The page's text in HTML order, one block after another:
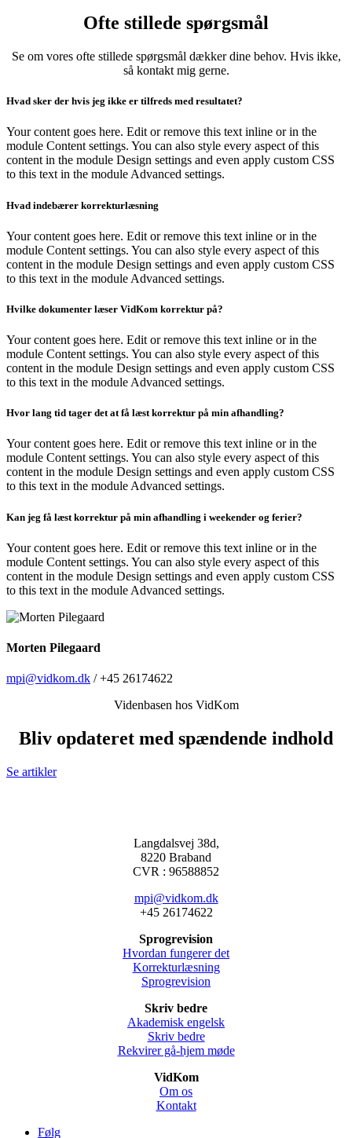
Ofte stillede spørgsmål
Se om vores ofte stillede spørgsmål dækker dine behov. Hvis ikke,
så kontakt mig gerne.
Hvad sker der hvis jeg ikke er tilfreds med resultatet?
Your content goes here. Edit or remove this text inline or in the
module Content settings. You can also style every aspect of this
content in the module Design settings and even apply custom CSS
to this text in the module Advanced settings.
Hvad indebærer korrekturlæsning
Your content goes here. Edit or remove this text inline or in the
module Content settings. You can also style every aspect of this
content in the module Design settings and even apply custom CSS
to this text in the module Advanced settings.
Hvilke dokumenter læser VidKom korrektur på?
Your content goes here. Edit or remove this text inline or in the
module Content settings. You can also style every aspect of this
content in the module Design settings and even apply custom CSS
to this text in the module Advanced settings.
Hvor lang tid tager det at få læst korrektur på min afhandling?
Your content goes here. Edit or remove this text inline or in the
module Content settings. You can also style every aspect of this
content in the module Design settings and even apply custom CSS
to this text in the module Advanced settings.
Kan jeg få læst korrektur på min afhandling i weekender og ferier?
Your content goes here. Edit or remove this text inline or in the
module Content settings. You can also style every aspect of this
content in the module Design settings and even apply custom CSS
to this text in the module Advanced settings.
Morten Pilegaard
mpi@vidkom.dk / +45 26174622
Videnbasen hos VidKom
Bliv opdateret med spændende indhold
Se artikler
Langdalsvej 38d,
8220 Braband
CVR : 96588852
mpi@vidkom.dk
+45 26174622
Sprogrevision
Hvordan fungerer det
Korrekturlæsning
Sprogrevision
Skriv bedre
Akademisk engelsk
Skriv bedre
Rekvirer gå-hjem møde
VidKom
Om os
Kontakt
Følg